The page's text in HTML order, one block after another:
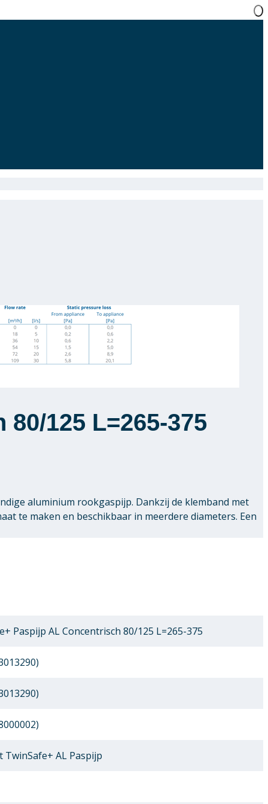
125 L=265-375
aluminium rookgaspijp. Dankzij de klemband met
te maken en beschikbaar in meerdere diameters. Een
Paspijp AL Concentrisch 80/125 L=265-375
AL Paspijp